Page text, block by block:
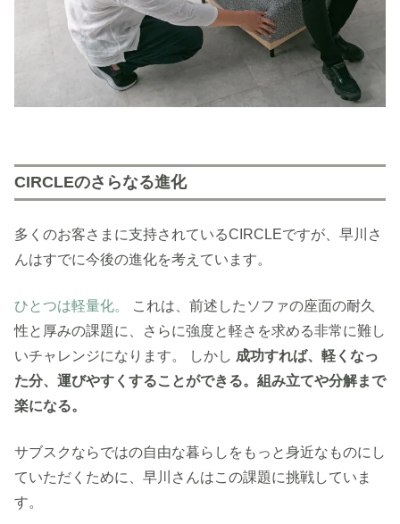
CIRCLEのさらなる進化
多くのお客さまに支持されているCIRCLEですが、早川さ
んはすでに今後の進化を考えています。
ひとつは軽量化。
これは、前述したソファの座面の耐久
性と厚みの課題に、さらに強度と軽さを求める非常に難し
いチャレンジになります。 しかし 成功すれば、軽くなっ
た分、運びやすくすることができる。組み立てや分解まで
楽になる。
サブスクならではの自由な暮らしをもっと身近なものにし
ていただくために、早川さんはこの課題に挑戦していま
す。